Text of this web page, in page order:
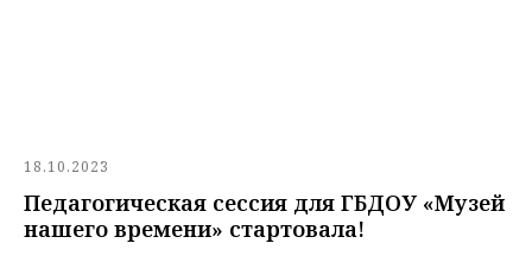
18.10.2023
Педагогическая сессия для ГБДОУ «Музей
нашего времени» стартовала!